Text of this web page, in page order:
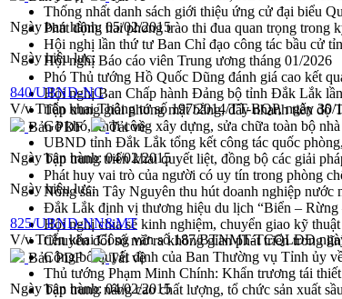
Thống nhất danh sách giới thiệu ứng cử đại biểu
Phát động hai phong trào thi đua quan trọng trong
Hội nghị lần thứ tư Ban Chỉ đạo công tác bầu cử
Hội nghị Báo cáo viên Trung ương tháng 01/2026
Phó Thủ tướng Hồ Quốc Dũng đánh giá cao kết
Hội nghị Ban Chấp hành Đảng bộ tỉnh Đắk Lắk
Tập trung giải phóng mặt bằng, đẩy nhanh tiến độ
Gỡ khó, khởi công xây dựng, sửa chữa toàn bộ
UBND tỉnh Đắk Lắk tổng kết công tác quốc
Tập trung triển khai quyết liệt, đồng bộ các giải
Phát huy vai trò của người có uy tín trong phòng
Nông sản Tây Nguyên thu hút doanh nghiệp nước
Đắk Lắk định vị thương hiệu du lịch “Biển – Rừng
Hội nghị chia sẻ kinh nghiệm, chuyển giao kỹ
Chuyển đổi số mở ra không gian phát triển trong
Công bố quyết định của Ban Thường vụ Tỉnh ủy
Thủ tướng Phạm Minh Chính: Khẩn trương tái
Tập trung nâng cao chất lượng, tổ chức sản xuất
Ngày ban hành: 05/02/2015
Ngày hiệu lực:
840/UBND-NC
V/v Triển khai Thông tư số 197/2014/TT-BQP, ngày 30/
Bản PDF
Tải về
Ngày ban hành:04/02/2015
Ngày hiệu lực:
825/UBND-NN&MT
V/v Triển khai Công văn số 187/BTNMT-TCQLĐĐ
Bản PDF
Tải về
Ngày ban hành:04/02/2015